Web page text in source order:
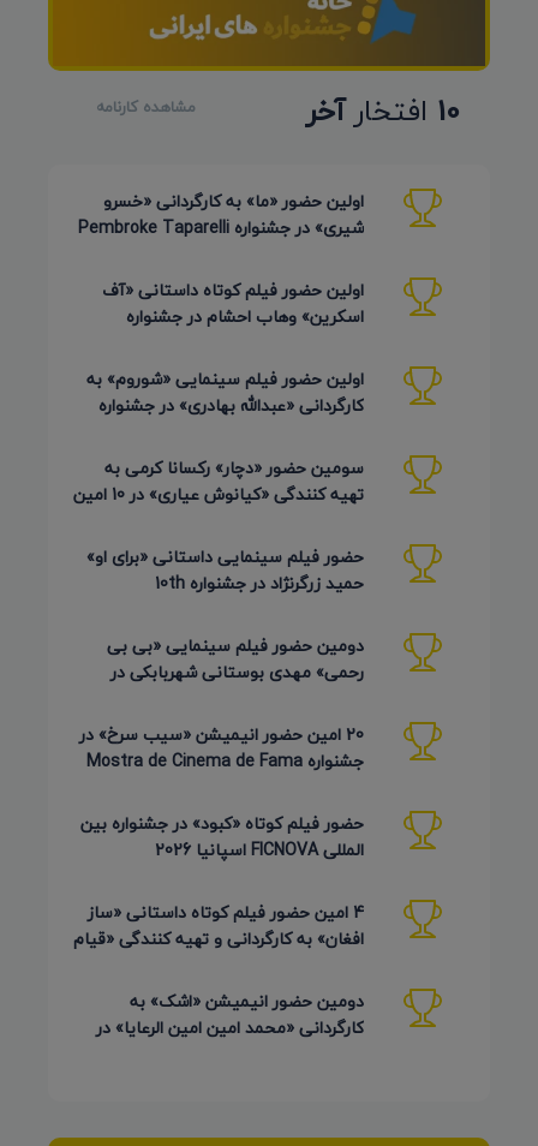
10 افتخارآخر مشاهده کارنامه
اولین حضور «ما» به کارگردانی «خسرو
شیری» در جشنواره Pembroke Taparelli
اولین حضور فیلم کوتاه داستانی «آف
اسکرین» وهاب احشام در جشنواره
اولین حضور فیلم سینمایی «شوروم» به
کارگردانی «عبدالله بهادری» در جشنواره
سومین حضور «دچار» رکسانا کرمی به
تهیه کنندگی «کیانوش عیاری» در 10 امین
حضور فیلم سینمایی داستانی «برای او»
حمید زرگرنژاد در جشنواره 10th
دومین حضور فیلم سینمایی «بی بی
رحمی» مهدی بوستانی شهربابکی در
20 امین حضور انیمیشن «سیب سرخ» در
جشنواره Mostra de Cinema de Fama
حضور فیلم کوتاه «کبود» در جشنواره بین
المللی FICNOVA اسپانیا 2026
4 امین حضور فیلم کوتاه داستانی «ساز
افغان» به کارگردانی و تهیه کنندگی «قیام
دومین حضور انیمیشن «اشک» به
کارگردانی «محمد امین امین الرعایا» در